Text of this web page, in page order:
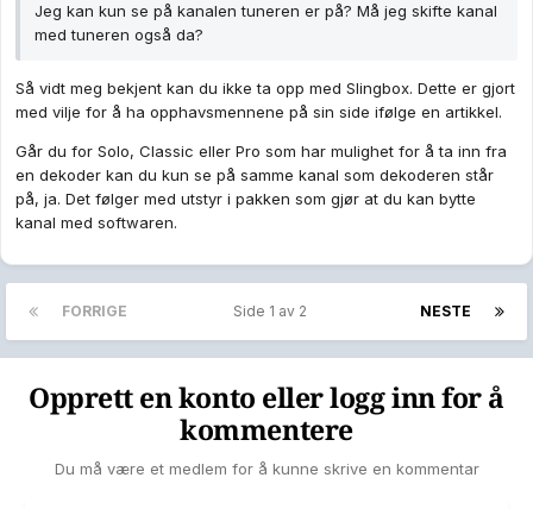
Jeg kan kun se på kanalen tuneren er på? Må jeg skifte kanal
med tuneren også da?
Så vidt meg bekjent kan du ikke ta opp med Slingbox. Dette er gjort
med vilje for å ha opphavsmennene på sin side ifølge en artikkel.
Går du for Solo, Classic eller Pro som har mulighet for å ta inn fra
en dekoder kan du kun se på samme kanal som dekoderen står
på, ja. Det følger med utstyr i pakken som gjør at du kan bytte
kanal med softwaren.
FORRIGE NESTE
Side 1 av 2
Opprett en konto eller logg inn for å
kommentere
Du må være et medlem for å kunne skrive en kommentar